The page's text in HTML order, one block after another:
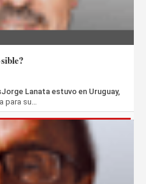
Lanata estuvo en Uruguay,
para su…